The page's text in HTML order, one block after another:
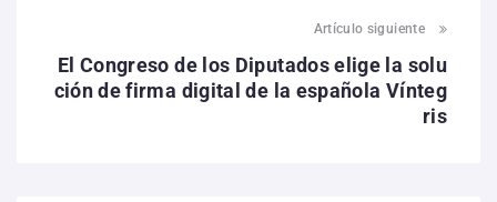
Artículo siguiente
El Congreso de los Diputados elige la solu
ción de firma digital de la española Vínteg
ris